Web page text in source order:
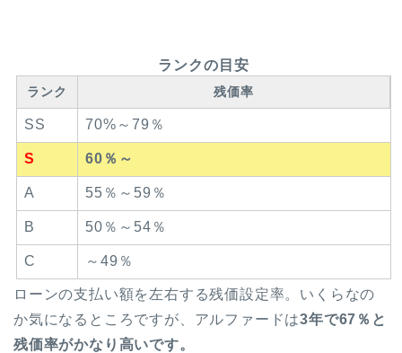
ランクの目安
ランク 残価率
SS 70%～79％
S 60％～
A 55％～59％
B 50％～54％
C ～49％
ローンの支払い額を左右する残価設定率。いくらなの
か気になるところですが、アルファードは3年で67 ％と
残価率がかなり高いです。